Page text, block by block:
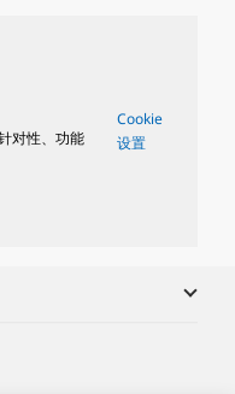
对性、功能
Cookie
设置